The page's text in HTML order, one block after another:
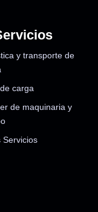
y transporte de
carga
de maquinaria y
Servicios